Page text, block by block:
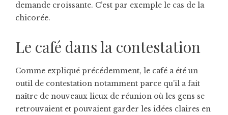
demande croissante. C’est par exemple le cas de la
chicorée.
Le café dans la contestation
Comme expliqué précédemment, le café a été un
outil de contestation notamment parce qu’il a fait
naître de nouveaux lieux de réunion où les gens se
retrouvaient et pouvaient garder les idées claires en